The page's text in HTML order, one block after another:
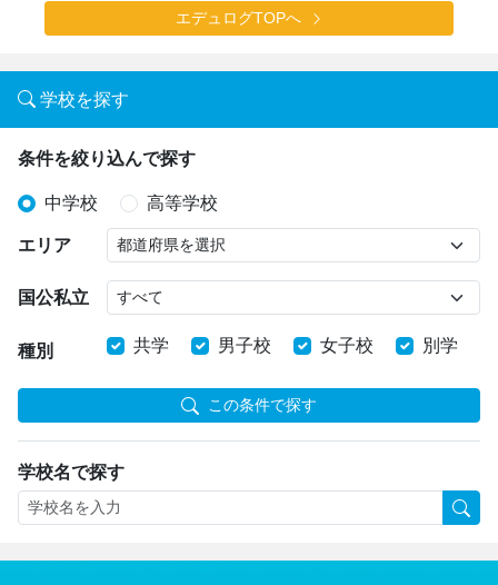
エデュログTOPへ
学校を探す
条件を絞り込んで探す
中学校 高等学校
エリア
国公私立
種別 共学 男子校 女子校 別学
この条件で探す
学校名で探す